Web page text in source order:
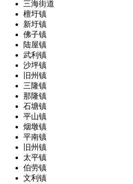
三海街道
檀圩镇
新圩镇
佛子镇
陆屋镇
武利镇
沙坪镇
旧州镇
三隆镇
那隆镇
石塘镇
平山镇
烟墩镇
平南镇
旧州镇
太平镇
伯劳镇
文利镇